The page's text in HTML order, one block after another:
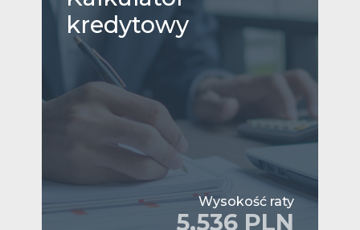
kredytowy
Wysokość raty
5,536 PLN